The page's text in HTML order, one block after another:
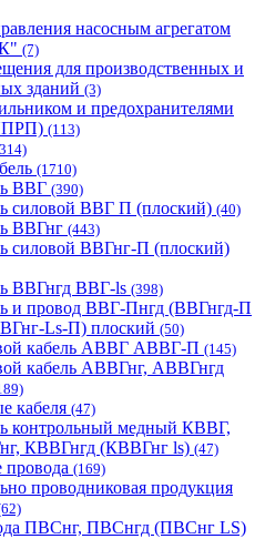
насосным агрегатом
(7)
для производственных и
зданий (3)
и предохранителями
(113)
(1710)
ВВГ (390)
силовой ВВГ П (плоский) (40)
ВВГнг (443)
силовой ВВГнг-П (плоский)
ВВГнгд ВВГ-ls (398)
и провод ВВГ-Пнгд (ВВГнгд-П
Ls-П) плоский (50)
кабель АВВГ АВВГ-П (145)
кабель АВВГнг, АВВГнгд
кабеля (47)
контрольный медный КВВГ,
КВВГнгд (КВВГнг ls) (47)
(169)
проводниковая продукция
ПВСнг, ПВСнгд (ПВСнг LS)